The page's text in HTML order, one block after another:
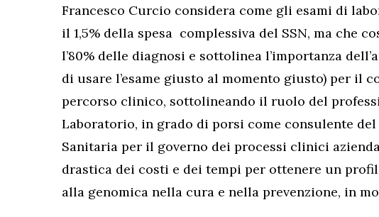
Francesco Curcio considera come gli esami di
il 1,5% della spesa complessiva del SSN, ma che
l’80% delle diagnosi e sottolinea l’importanza
di usare l’esame giusto al momento giusto) per il
percorso clinico, sottolineando il ruolo del
Laboratorio, in grado di porsi come consulente
Sanitaria per il governo dei processi clinici
drastica dei costi e dei tempi per ottenere un
alla genomica nella cura e nella prevenzione, in